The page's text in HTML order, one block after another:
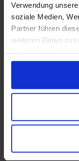
Verwendung
soziale Medien,
Partner führen
weiteren Daten
gesammelt haben.